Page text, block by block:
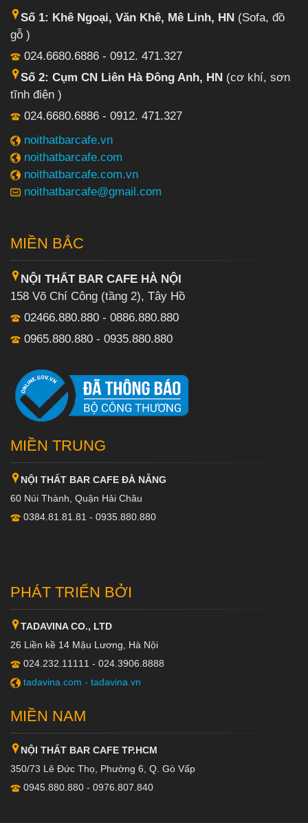
Số 1: Khê Ngoại, Văn Khê, Mê Linh, HN (Sofa, đồ
gỗ )
024.6680.6886 - 0912. 471.327
Số 2: Cụm CN Liên Hà Đông Anh, HN (cơ khí, sơn
tĩnh điện )
024.6680.6886 - 0912. 471.327
noithatbarcafe.vn
noithatbarcafe.com
noithatbarcafe.com.vn
noithatbarcafe@gmail.com
MIỀN BẮC
NỘI THẤT BAR CAFE HÀ NỘI
158 Võ Chí Công (tầng 2), Tây Hồ
02466.880.880 - 0886.880.880
0965.880.880 - 0935.880.880
MIỀN TRUNG
NỘI THẤT BAR CAFE ĐÀ NẴNG
60 Núi Thành, Quận Hải Châu
0384.81.81.81 - 0935.880.880
PHÁT TRIỂN BỞI
TADAVINA CO., LTD
26 Liền kề 14 Mậu Lương, Hà Nội
024.232.11111 - 024.3906.8888
tadavina.com - tadavina.vn
MIỀN NAM
NỘI THẤT BAR CAFE TP.HCM
350/73 Lê Đức Thọ, Phường 6, Q. Gò Vấp
0945.880.880 - 0976.807.840